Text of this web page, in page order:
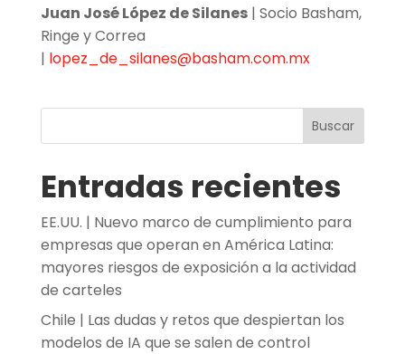
Juan José López de Silanes| Socio Basham,
Ringe y Correa
| lopez_de_silanes@basham.com.mx
Buscar
Entradas recientes
EE.UU. | Nuevo marco de cumplimiento para
empresas que operan en América Latina:
mayores riesgos de exposición a la actividad
de carteles
Chile | Las dudas y retos que despiertan los
modelos de IA que se salen de control